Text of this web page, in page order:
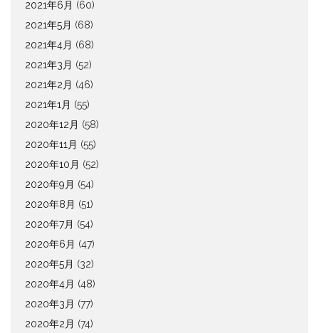
2021年6月 (60)
2021年5月 (68)
2021年4月 (68)
2021年3月 (52)
2021年2月 (46)
2021年1月 (55)
2020年12月 (58)
2020年11月 (55)
2020年10月 (52)
2020年9月 (54)
2020年8月 (51)
2020年7月 (54)
2020年6月 (47)
2020年5月 (32)
2020年4月 (48)
2020年3月 (77)
2020年2月 (74)